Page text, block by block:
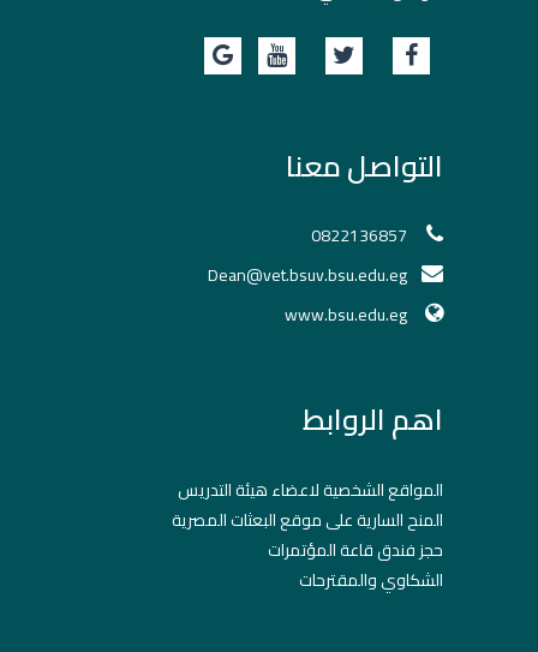
التواصل معنا
0822136857
Dean@vet.bsuv.bsu.edu.eg
www.bsu.edu.eg
اهم الروابط
المواقع الشخصية لاعضاء هيئة التدريس
المنح السارية على موقع البعثات المصرية
حجز فندق قاعة المؤتمرات
الشكاوي والمقترحات